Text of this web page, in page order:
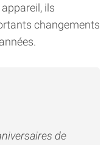
ils
changements
de